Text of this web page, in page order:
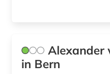
Alexander
in Bern